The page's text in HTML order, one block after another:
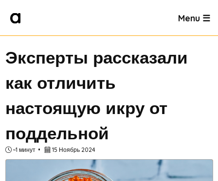
Menu ☰
Эксперты рассказали
как отличить
настоящую икру от
поддельной
~1 минут 15 Ноябрь 2024